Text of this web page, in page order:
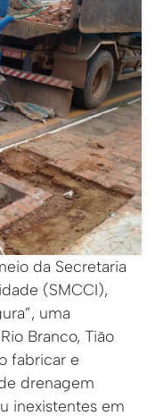
da Secretaria
(SMCCI),
uma
Branco, Tião
fabricar e
drenagem
inexistentes em